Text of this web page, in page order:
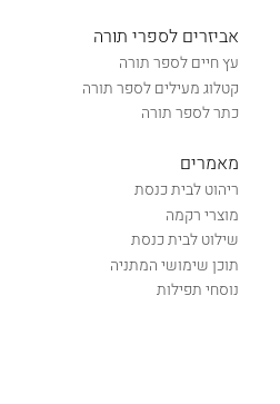
אביזרים לספרי תורה
עץ חיים לספר תורה
קטלוג מעילים לספר תורה
כתר לספר תורה
מאמרים
ריהוט לבית כנסת
מוצרי רקמה
שילוט לבית כנסת
תוכן שימושי המתניה
נוסחי תפילות